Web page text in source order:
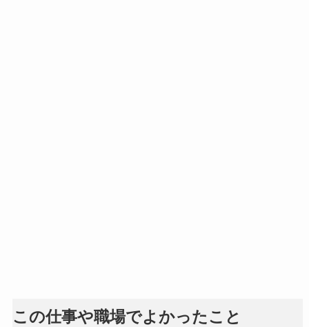
この仕事や職場でよかったこと